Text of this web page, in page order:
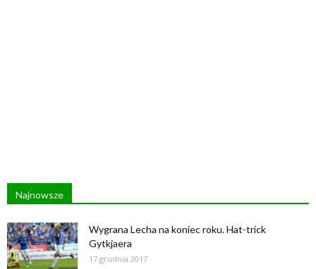
Najnowsze
Wygrana Lecha na koniec roku. Hat-trick
Gytkjaera
17 grudnia 2017